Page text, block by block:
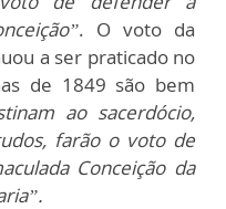
. O voto da
a ser praticado no
de 1849 são bem
ao sacerdócio,
farão o voto de
Conceição da